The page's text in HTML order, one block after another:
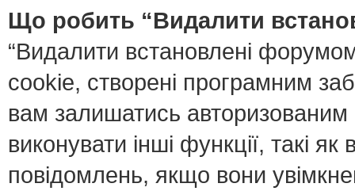
Що робить “Видалити
“Видалити встановлені
cookie, створені програмним
вам залишатись
виконувати інші функції, такі
повідомлень, якщо вони